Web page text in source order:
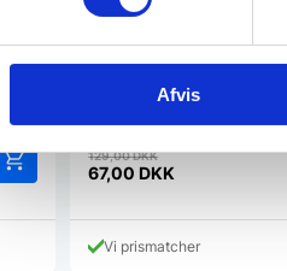
Afvis
129,00DKKDen
oprindelige
var:
129,00 DKK.
67,00 DKK
aktuelle
pris
er:Vi prismatcher